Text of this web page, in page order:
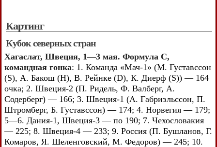
Картинг
Кубок северных стран
Хагаслат, Швеция, 1—3 мая. Формула С,
командная гонка: 1. Команда «Мач-1» (М. Густавссон
(S), А. Бакош (Н), В. Рейнке (D), К. Диерф (S)) — 164
очка; 2. Швеция-2 (П. Ридель, Ф. Валберг, А.
Содерберг) — 166; 3. Швеция-1 (А. Габриэльссон, П.
Штромберг, Б. Густавссон) — 174; 4. Норвегия — 179;
5—6. Дания-1, Швеция-3 — по 190; 7. Чехословакия
— 225; 8. Швеция-4 — 233; 9. Россия (П. Бушланов, Г.
Комаров, Я. Шеленговский, М. Федоров) — 245; 10.